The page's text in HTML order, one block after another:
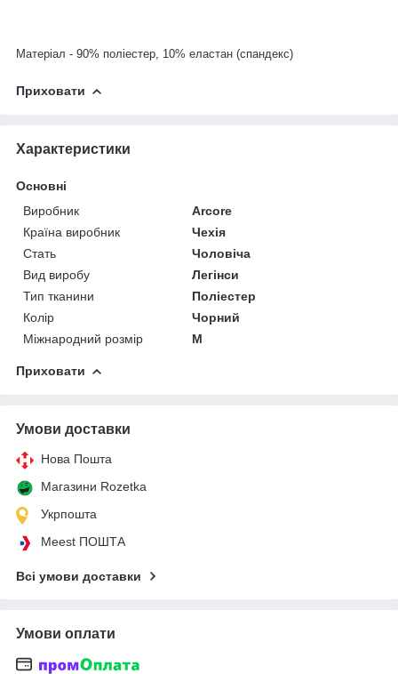
Матеріал - 90% поліестер, 10% еластан (спандекс)
Приховати
Характеристики
Основні
Виробник
Arcore
Країна виробник
Чехія
Стать
Чоловіча
Вид виробу
Легінси
Тип тканини
Поліестер
Колір
Чорний
Міжнародний розмір
M
Приховати
Умови доставки
Нова Пошта
Магазини Rozetka
Укрпошта
Meest ПОШТА
Всі умови доставки
Умови оплати